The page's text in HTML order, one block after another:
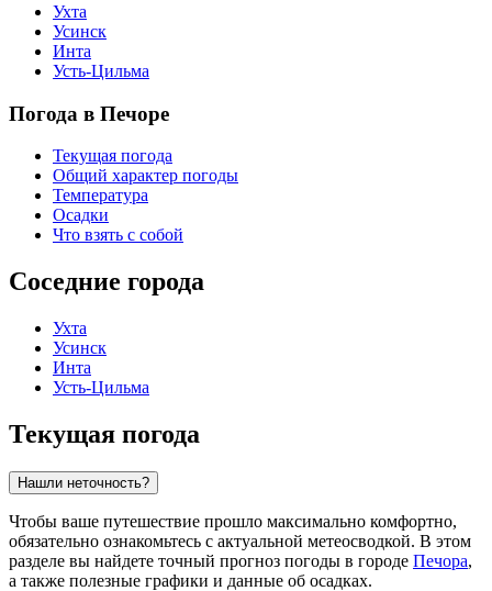
Ухта
Усинск
Инта
Усть-Цильма
Погода в Печоре
Текущая погода
Общий характер погоды
Температура
Осадки
Что взять с собой
Соседние города
Ухта
Усинск
Инта
Усть-Цильма
Текущая погода
Нашли неточность?
Чтобы ваше путешествие прошло максимально комфортно,
обязательно ознакомьтесь с актуальной метеосводкой. В этом
разделе вы найдете точный прогноз погоды в городе Печора,
а также полезные графики и данные об осадках.